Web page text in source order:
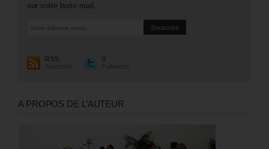
sur votre boite mail.
RSS
Souscrire
0
Followers
A PROPOS DE L’AUTEUR